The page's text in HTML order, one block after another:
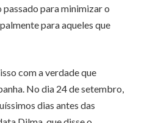
para minimizar o
para aqueles que
com a verdade que
No dia 24 de setembro,
dias antes das